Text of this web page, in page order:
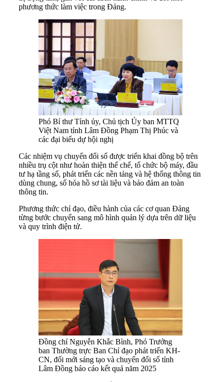
phương thức làm việc trong Đảng.
Phó Bí thư Tỉnh ủy, Chủ tịch Ủy ban MTTQ
Việt Nam tỉnh Lâm Đồng Phạm Thị Phúc và
các đại biểu dự hội nghị
Các nhiệm vụ chuyển đổi số được triển khai đồng bộ trên
nhiều trụ cột như hoàn thiện thể chế, tổ chức bộ máy, đầu
tư hạ tầng số, phát triển các nền tảng và hệ thống thông tin
dùng chung, số hóa hồ sơ tài liệu và bảo đảm an toàn
thông tin.
Phương thức chỉ đạo, điều hành của các cơ quan Đảng
từng bước chuyển sang mô hình quản lý dựa trên dữ liệu
và quy trình điện tử.
Đồng chí Nguyễn Khắc Bình, Phó Trưởng
ban Thường trực Ban Chỉ đạo phát triển KH-
CN, đổi mới sáng tạo và chuyển đổi số tỉnh
Lâm Đồng báo cáo kết quả năm 2025